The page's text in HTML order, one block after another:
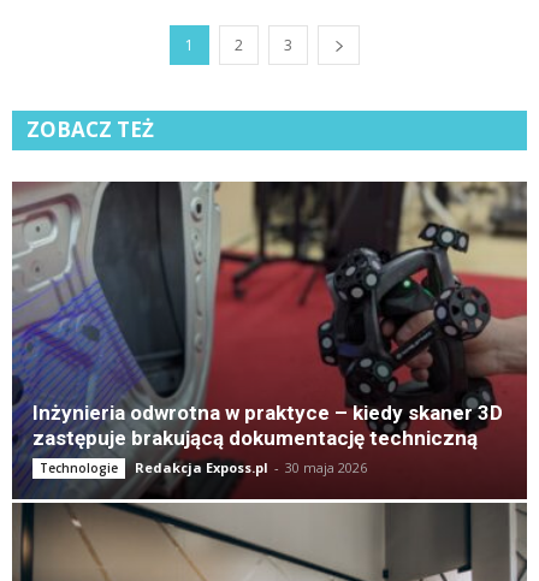
1 2 3
ZOBACZ TEŻ
Inżynieria odwrotna w praktyce – kiedy skaner 3D
zastępuje brakującą dokumentację techniczną
Technologie Redakcja Exposs.pl - 30 maja 2026